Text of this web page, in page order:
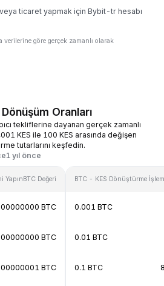
ticaret yapmak için Bybit-tr hesabı
göre gerçek zamanlı olarak
Oranları
tekliflerine dayanan gerçek zamanlı
KES ile 100 KES arasında değişen
tutarlarını keşfedin.
1 yıl önce
YapınBTC Değeri
BTC
BTC
BTC
BTC - KES Dönüştürme
0.001 BTC
0.01 BTC
0.1 BTC